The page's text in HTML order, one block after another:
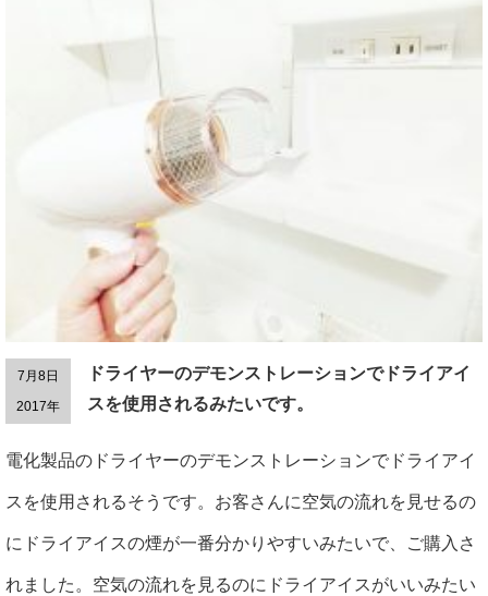
7月8日
2017年
ドライヤーのデモンストレーションでドライアイ
スを使用されるみたいです。
電化製品のドライヤーのデモンストレーションでドライアイ
スを使用されるそうです。お客さんに空気の流れを見せるの
にドライアイスの煙が一番分かりやすいみたいで、ご購入さ
れました。空気の流れを見るのにドライアイスがいいみたい